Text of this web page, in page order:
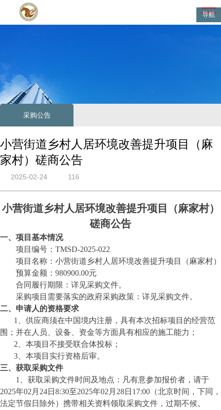
导航
采购公告
小营街道乡村人居环境改善提升项目（麻
家村）磋商公告
2025-02-24 116
小营街道乡村人居环境改善提升项目（麻家村）
磋商公告
一、项目基本情况
项目编号： TMSD-2025-022
项目名称： 小营街道乡村人居环境改善提升项目（麻家村）
预算金额： 980900.00元
合同履行期限：详见采购文件。
采购项目需要落实的政府采购政策：详见采购文件。
二、 申请人的资格要求
1、供应商须在中国境内注册，具有本次招标项目的经营范
围；并在人员、设备、资金等方面具有相应的施工能力；
2、本项目不接受联合体投标；
3、本项目实行资格后审。
三、获取采购文件
1、获取采购文件时间及地点：凡有意参加报价者，请于
2025年02 月 24日 8:30至2025年02 月 28日 17:00（北京时间，下同，
法定节假日除外）携带相关资料领取采购文件，过期不候。